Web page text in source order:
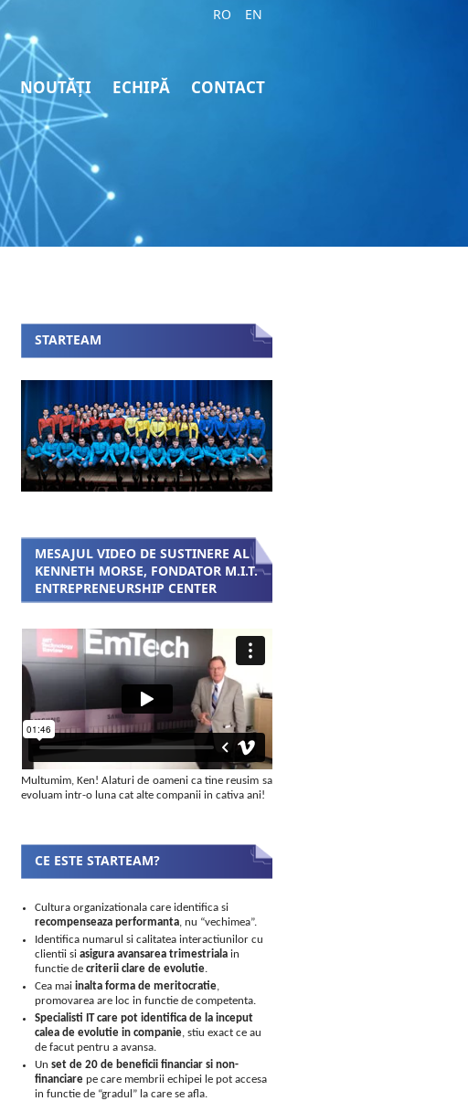
RO EN
NOUTĂȚI ECHIPĂ CONTACT
STARTEAM
MESAJUL VIDEO DE SUSTINERE AL
KENNETH MORSE, FONDATOR M.I.T.
ENTREPRENEURSHIP CENTER
Multumim, Ken! Alaturi de oameni ca tine reusim sa
evoluam intr-o luna cat alte companii in cativa ani!
CE ESTE STARTEAM?
Cultura organizationala care identifica si
recompenseaza performanta, nu “vechimea”.
Identifica numarul si calitatea interactiunilor cu
clientii si asigura avansarea trimestrialain
functie de criterii clare de evolutie.
Cea mai inalta forma de meritocratie,
promovarea are loc in functie de competenta.
Specialisti IT care pot identifica de la inceput
calea de evolutie in companie, stiu exact ce au
de facut pentru a avansa.
Un set de 20 de beneficii financiar si non-
financiarepe care membrii echipei le pot accesa
in functie de “gradul” la care se afla.